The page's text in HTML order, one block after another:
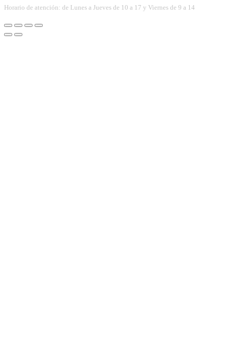
Horario de atención: de Lunes a Jueves de 10 a 17 y Viernes de 9 a 14